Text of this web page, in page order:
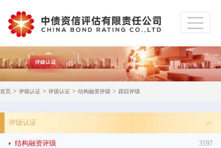
首页 > 评级认证 > 评级认证 > 结构融资评级 > 跟踪评级
评级认证
结构融资评级 3597